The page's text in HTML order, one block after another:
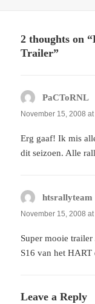
2 thoughts on
Trailer”
PaCToRNL
November 15, 2008
Erg gaaf! Ik mis
dit seizoen. Alle
htsrallyteam
November 15, 2008
Super mooie
S16 van het
Leave a Reply